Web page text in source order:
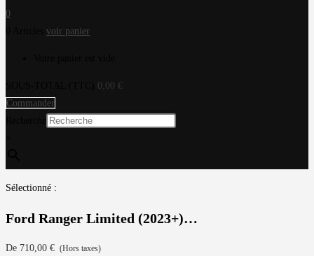
0
voir panier
0,00 €
Commander
Sélectionné :
Ford Ranger Limited (2023+)…
De 710,00 € (Hors taxes)